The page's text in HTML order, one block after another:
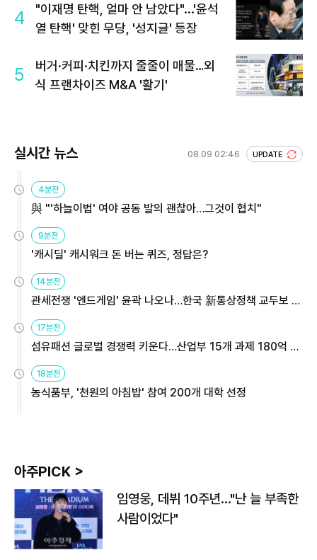
4
"이재명 탄핵, 얼마 안 남았다"...'윤석
열 탄핵' 맞힌 무당, '성지글' 등장
5
버거·커피·치킨까지 줄줄이 매물…외
식 프랜차이즈 M&A '활기'
실시간 뉴스 08.09 02:46 UPDATE
4분전
與 "'하늘이법' 여야 공동 발의 괜찮아…그것이 협치"
9분전
'캐시딜' 캐시워크 돈 버는 퀴즈, 정답은?
14분전
관세전쟁 '엔드게임' 윤곽 나오나…한국 新통상정책 교두보 활
17분전
섬유패션 글로벌 경쟁력 키운다…산업부 15개 과제 180억 지
18분전
농식품부, '천원의 아침밥' 참여 200개 대학 선정
아주PICK >
임영웅, 데뷔 10주년…"난 늘 부족한
사람이었다"